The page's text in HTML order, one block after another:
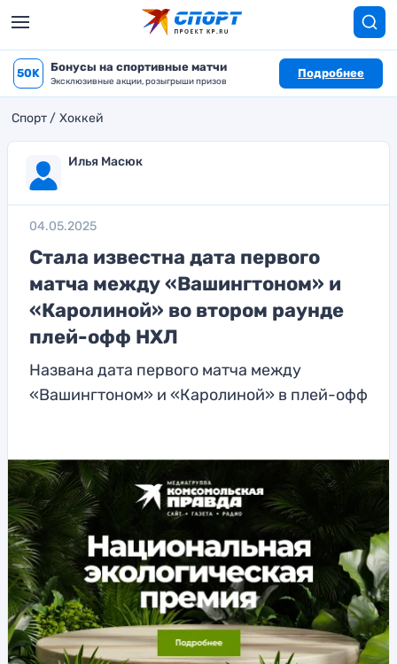
50K Бонусы на спортивные матчи
Эксклюзивные акции, розыгрыши призов
Подробнее
Спорт Хоккей
Илья Масюк
04.05.2025
Стала известна дата первого
матча между «Вашингтоном» и
«Каролиной» во втором раунде
плей-офф НХЛ
Названа дата первого матча между
«Вашингтоном» и «Каролиной» в плей-офф